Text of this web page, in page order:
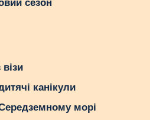
сезон
канікули
морі